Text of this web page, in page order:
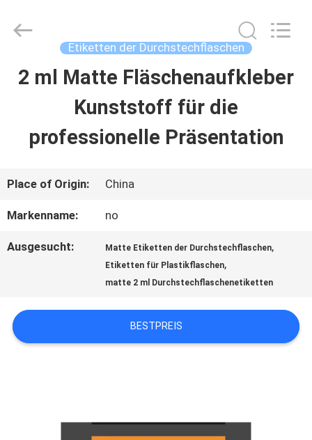
HAUS
PRODUKTE
ÜBER
UNS
FABRIK-
QUALITÄTSKONTROLLE
Industry
Rights
Reserved.
Etiketten der Durchstechflaschen
2 ml Matte Fläschenaufkleber
Kunststoff für die
professionelle Präsentation
Place of Origin: China
Markenname: no
Ausgesucht: Matte Etiketten der Durchstechflaschen,
Etiketten für Plastikflaschen,
matte 2 ml Durchstechflaschenetiketten
BESTPREIS